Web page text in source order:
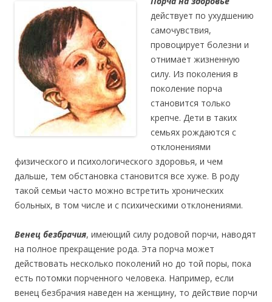
действует по ухудшению
самочувствия,
провоцирует болезни и
отнимает жизненную
силу. Из поколения в
поколение порча
становится только
крепче. Дети в таких
семьях рождаются с
отклонениями
физического и психологического здоровья, и чем
дальше, тем обстановка становится все хуже. В роду
такой семьи часто можно встретить хронических
больных, в том числе и с психическими отклонениями.
Венец безбрачия, имеющий силу родовой порчи, наводят
на полное прекращение рода. Эта порча может
действовать несколько поколений но до той поры, пока
есть потомки порченного человека. Например, если
венец безбрачия наведен на женщину, то действие порчи